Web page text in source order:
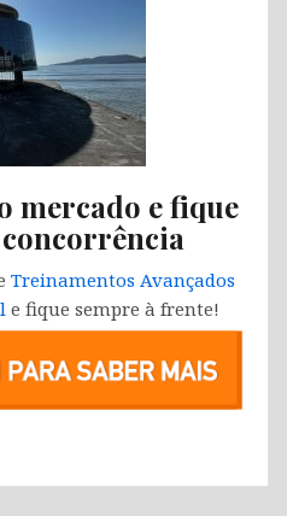
mercado e fique
Treinamentos Avançados
e fique sempre à frente!